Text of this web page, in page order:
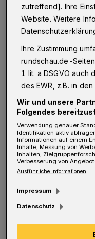
Von Stefan Seitz
S
einig: „Ohne die
Wuppertal gar
voneinander auf
kommt von
in
Heckinghausen
Stadtteilkultur
zutreffend]. Ihre
Website. Weitere
Ihre Zustimmung
rundschau.de-
1 lit. a DSGVO auch
des EWR, z.B. in den
Wir und unsere
Folgendes
Verwendung genauer
Identifikation aktiv
Informationen auf einem
Inhalte, Messung von
Inhalten,
Verbesserung von
Ausführliche Informationen
Impressum
Datenschutz